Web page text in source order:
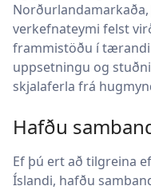
verkefnateymi felst
frammistöðu í
uppsetningu og
skjalaferla frá
Hafðu
Ef þú ert að tilgreina
Íslandi, hafðu